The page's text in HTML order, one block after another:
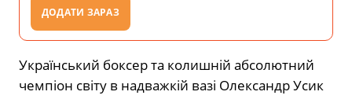
ДОДАТИ ЗАРАЗ
Український боксер та колишній абсолютний
чемпіон світу в надважкій вазі Олександр Усик